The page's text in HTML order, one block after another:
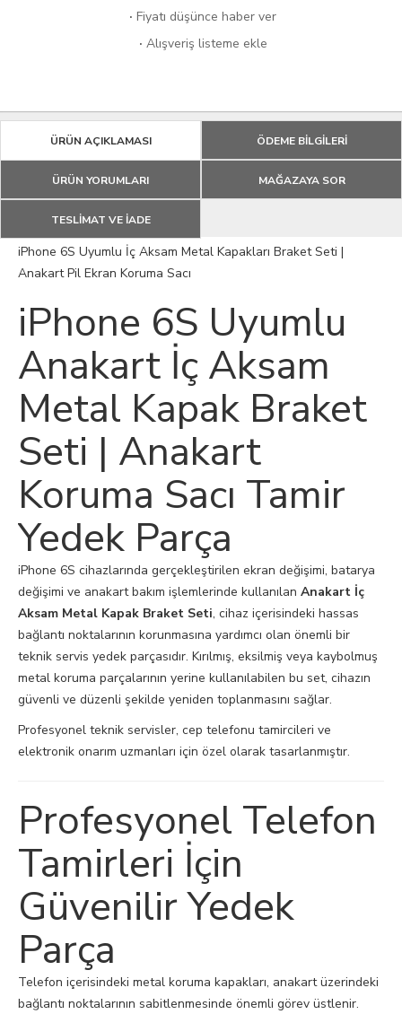
· Fiyatı düşünce haber ver
· Alışveriş listeme ekle
ÜRÜN AÇIKLAMASI ÖDEME BİLGİLERİ
ÜRÜN YORUMLARI MAĞAZAYA SOR
TESLİMAT VE İADE
iPhone 6S Uyumlu İç Aksam Metal Kapakları Braket Seti |
Anakart Pil Ekran Koruma Sacı
iPhone 6S Uyumlu
Anakart İç Aksam
Metal Kapak Braket
Seti | Anakart
Koruma Sacı Tamir
Yedek Parça
iPhone 6S cihazlarında gerçekleştirilen ekran değişimi, batarya
değişimi ve anakart bakım işlemlerinde kullanılan Anakart İç
Aksam Metal Kapak Braket Seti, cihaz içerisindeki hassas
bağlantı noktalarının korunmasına yardımcı olan önemli bir
teknik servis yedek parçasıdır. Kırılmış, eksilmiş veya kaybolmuş
metal koruma parçalarının yerine kullanılabilen bu set, cihazın
güvenli ve düzenli şekilde yeniden toplanmasını sağlar.
Profesyonel teknik servisler, cep telefonu tamircileri ve
elektronik onarım uzmanları için özel olarak tasarlanmıştır.
Profesyonel Telefon
Tamirleri İçin
Güvenilir Yedek
Parça
Telefon içerisindeki metal koruma kapakları, anakart üzerindeki
bağlantı noktalarının sabitlenmesinde önemli görev üstlenir.